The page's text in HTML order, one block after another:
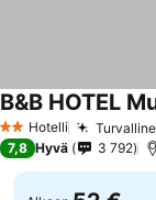
2 Tähtiluokitus
Hotelli
B&B HOTEL
7,8 Hyvä 3 792